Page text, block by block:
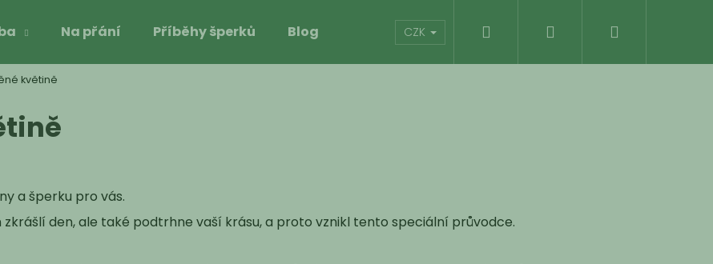
Na přání Příběhy šperků Blog Kontakty Hodnocení obchodu
CZK Přihlášení
květině
a šperku pro vás.
den, ale také podtrhne vaší krásu, a proto vznikl tento speciální průvodce.
Co potřebujete najít?
Doporučujeme